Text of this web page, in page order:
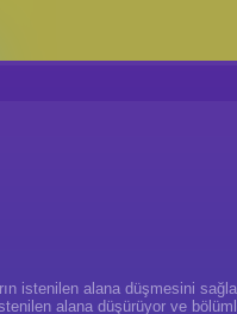
istenilen alana düşmesini
alana düşürüyor ve